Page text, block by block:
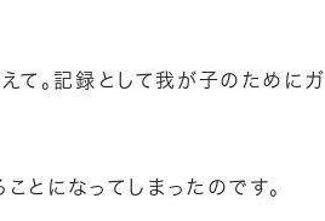
て。記録として我が子のためにガ
とになってしまったのです。